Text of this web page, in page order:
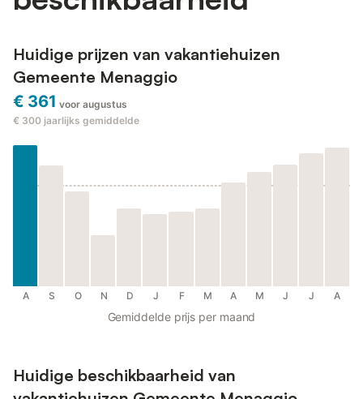
Huidige prijzen van vakantiehuizen
Gemeente Menaggio
€ 361 voor augustus
€ 300 jaarlijks gemiddelde
A S O N D J F M A M J J A
Gemiddelde prijs per maand
Huidige beschikbaarheid van